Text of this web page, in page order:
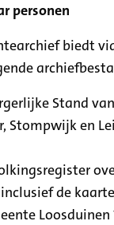
personen
biedt
Stand
Stompwijk en
de
Loosduinen